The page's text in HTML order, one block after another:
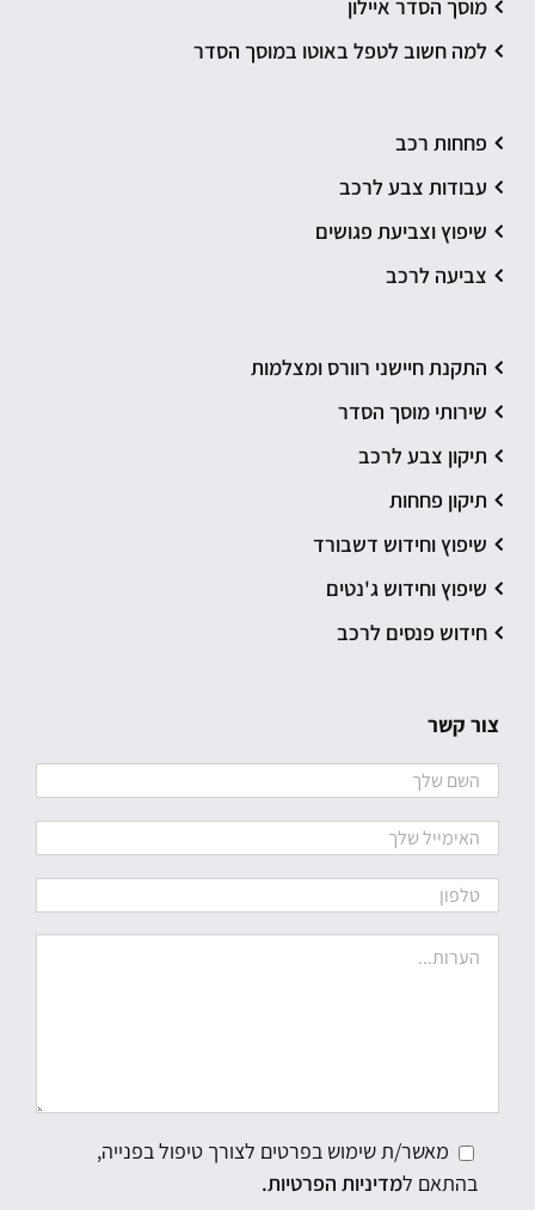
מוסך הסדר איילון
למה חשוב לטפל באוטו במוסך הסדר
פחחות רכב
עבודות צבע לרכב
שיפוץ וצביעת פגושים
צביעה לרכב
התקנת חיישני רוורס ומצלמות
שירותי מוסך הסדר
תיקון צבע לרכב
תיקון פחחות
שיפוץ וחידוש דשבורד
שיפוץ וחידוש ג'נטים
חידוש פנסים לרכב
צור קשר
מאשר/ת שימוש בפרטים לצורך טיפול בפנייה,
בהתאם למדיניות הפרטיות.